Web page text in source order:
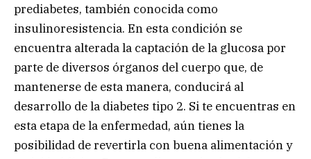
prediabetes, también conocida como
insulinoresistencia. En esta condición se
encuentra alterada la captación de la glucosa por
parte de diversos órganos del cuerpo que, de
mantenerse de esta manera, conducirá al
desarrollo de la diabetes tipo 2. Si te encuentras en
esta etapa de la enfermedad, aún tienes la
posibilidad de revertirla con buena alimentación y